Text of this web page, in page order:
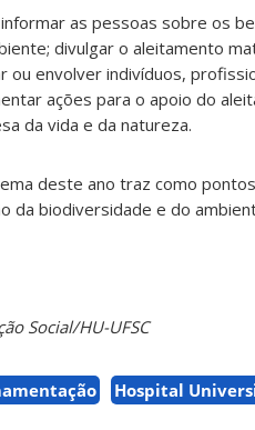
as pessoas sobre os
divulgar o aleitamento
ou envolver indivíduos,
ações para o apoio do
da vida e da natureza.
deste ano traz como
da biodiversidade e do
Social/HU-UFSC
Hospital